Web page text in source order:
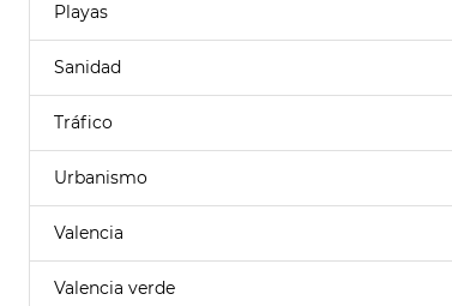
Playas
Sanidad
Tráfico
Urbanismo
Valencia
Valencia verde